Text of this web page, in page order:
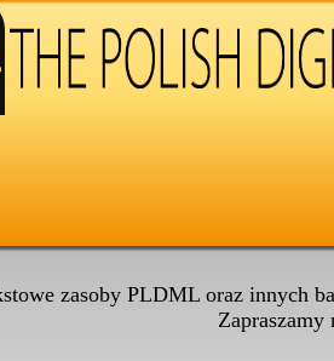
zasoby PLDML oraz innych
Zapraszamy